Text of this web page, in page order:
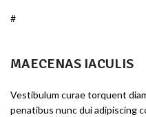
#
MAECENAS IACULIS
Vestibulum curae torquent
penatibus nunc dui adipiscing